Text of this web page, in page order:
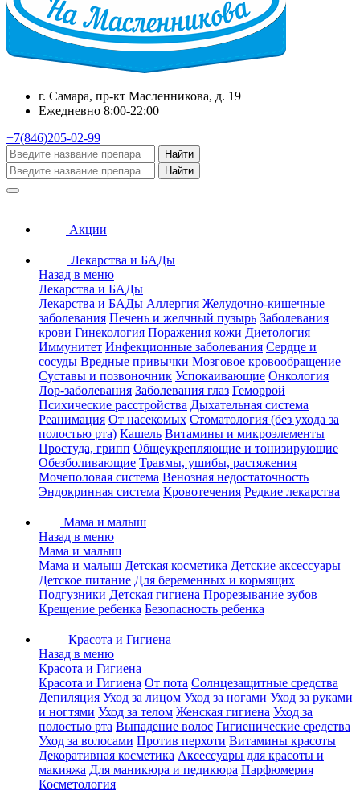
г. Самара, пр-кт Масленникова, д. 19
Ежедневно 8:00-22:00
+7(846)205-02-99
Найти
Найти
Акции
Лекарства и БАДы
Назад в меню
Лекарства и БАДы
Лекарства и БАДы Аллергия Желудочно-кишечные
заболевания Печень и желчный пузырь Заболевания
крови Гинекология Поражения кожи Диетология
Иммунитет Инфекционные заболевания Сердце и
сосуды Вредные привычки Мозговое кровообращение
Суставы и позвоночник Успокаивающие Онкология
Лор-заболевания Заболевания глаз Геморрой
Психические расстройства Дыхательная система
Реанимация От насекомых Стоматология (без ухода за
полостью рта) Кашель Витамины и микроэлементы
Простуда, грипп Общеукрепляющие и тонизирующие
Обезболивающие Травмы, ушибы, растяжения
Мочеполовая система Венозная недостаточность
Эндокринная система Кровотечения Редкие лекарства
Мама и малыш
Назад в меню
Мама и малыш
Мама и малыш Детская косметика Детские аксессуары
Детское питание Для беременных и кормящих
Подгузники Детская гигиена Прорезывание зубов
Крещение ребенка Безопасность ребенка
Красота и Гигиена
Назад в меню
Красота и Гигиена
Красота и Гигиена От пота Солнцезащитные средства
Депиляция Уход за лицом Уход за ногами Уход за руками
и ногтями Уход за телом Женская гигиена Уход за
полостью рта Выпадение волос Гигиенические средства
Уход за волосами Против перхоти Витамины красоты
Декоративная косметика Аксессуары для красоты и
макияжа Для маникюра и педикюра Парфюмерия
Косметология